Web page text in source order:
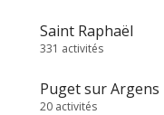
Saint Raphaël
331 activités
Puget sur Argens
20 activités